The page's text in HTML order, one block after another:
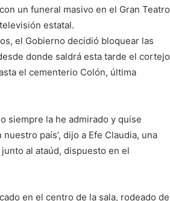
un funeral masivo en el Gran Teatro
estatal.
el Gobierno decidió bloquear las
donde saldrá esta tarde el cortejo
el cementerio Colón, última
siempre la he admirado y quise
país’, dijo a Efe Claudia, una
al ataúd, dispuesto en el
en el centro de la sala, rodeado de